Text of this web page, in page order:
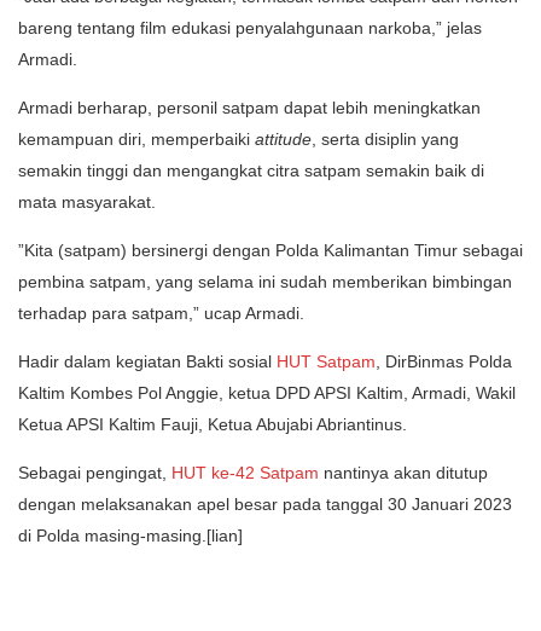
bareng tentang film edukasi penyalahgunaan narkoba,” jelas
Armadi.
Armadi berharap, personil satpam dapat lebih meningkatkan
kemampuan diri, memperbaiki attitude, serta disiplin yang
semakin tinggi dan mengangkat citra satpam semakin baik di
mata masyarakat.
”Kita (satpam) bersinergi dengan Polda Kalimantan Timur sebagai
pembina satpam, yang selama ini sudah memberikan bimbingan
terhadap para satpam,” ucap Armadi.
Hadir dalam kegiatan Bakti sosial HUT Satpam, DirBinmas Polda
Kaltim Kombes Pol Anggie, ketua DPD APSI Kaltim, Armadi, Wakil
Ketua APSI Kaltim Fauji, Ketua Abujabi Abriantinus.
Sebagai pengingat, HUT ke-42 Satpam nantinya akan ditutup
dengan melaksanakan apel besar pada tanggal 30 Januari 2023
di Polda masing-masing.[lian]